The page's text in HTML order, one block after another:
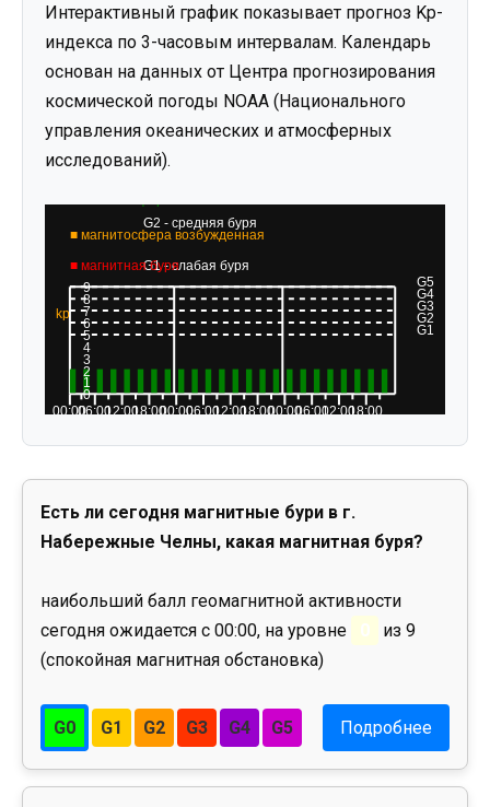
Интерактивный график показывает прогноз Kp-
индекса по 3-часовым интервалам. Календарь
основан на данных от Центра прогнозирования
космической погоды NOAA (Национального
управления океанических и атмосферных
исследований).
Есть ли сегодня магнитные бури в г.
Набережные Челны, какая магнитная буря?
наибольший балл геомагнитной активности
сегодня ожидается с 00:00, на уровне
0
из 9
(спокойная магнитная обстановка)
G0 G1 G2 G3 G4 G5 Подробнее